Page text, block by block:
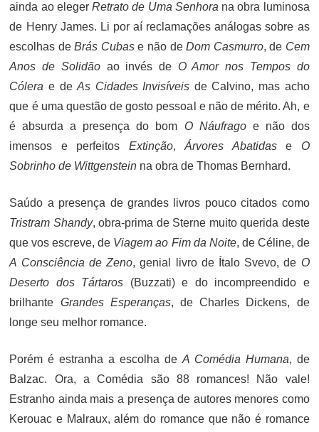
ainda ao elegerRetrato de Uma Senhora na obra luminosa
de Henry James. Li por aí reclamações análogas sobre as
escolhas deBrás Cubase não deDom Casmurro, de Cem
Anos de Solidãoao invés de O Amor nos Tempos do
Cólera e deAs Cidades Invisíveis de Calvino, mas acho
que é uma questão de gosto pessoal e não de mérito. Ah, e
é absurda a presença do bom O Náufragoe não dos
imensos e perfeitos Extinção,Árvores Abatidase O
Sobrinho de Wittgenstein na obra de Thomas Bernhard.
Saúdo a presença de grandes livros pouco citados como
Tristram Shandy, obra-prima de Sterne muito querida deste
que vos escreve, de Viagem ao Fim da Noite, de Céline, de
A Consciência de Zeno, genial livro de Ítalo Svevo, de O
Deserto dos Tártaros (Buzzati) e do incompreendido e
brilhante Grandes Esperanças, de Charles Dickens, de
longe seu melhor romance.
Porém é estranha a escolha de A Comédia Humana, de
Balzac. Ora, a Comédia são 88 romances! Não vale!
Estranho ainda mais a presença de autores menores como
Kerouac e Malraux, além do romance que não é romance